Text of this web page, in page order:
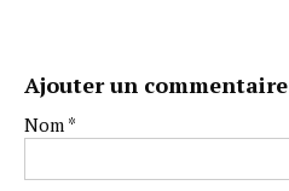
Ajouter un commentaire
Nom *